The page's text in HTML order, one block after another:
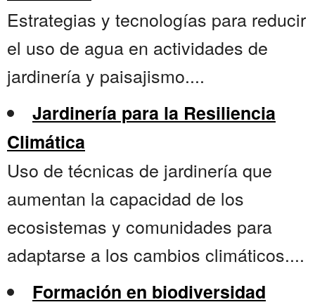
Estrategias y tecnologías para reducir
el uso de agua en actividades de
jardinería y paisajismo....
Jardinería para la Resiliencia
Climática
Uso de técnicas de jardinería que
aumentan la capacidad de los
ecosistemas y comunidades para
adaptarse a los cambios climáticos....
Formación en biodiversidad